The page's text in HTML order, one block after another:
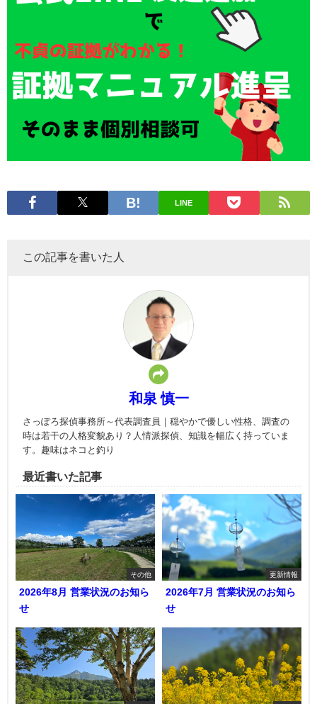
LINE
この記事を書いた人
和泉 慎一
さっぽろ探偵事務所～代表調査員｜穏やかで優しい性格、調査の
時は若干の人格変貌あり？人情派探偵、知識を幅広く持っていま
す。趣味はネコと釣り
最近書いた記事
その他
2026年8月 営業状況のお知ら
せ
更新情報
2026年7月 営業状況のお知ら
せ